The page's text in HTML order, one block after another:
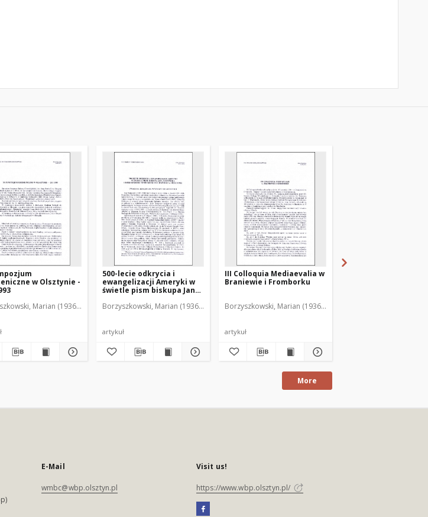
w Olsztynie -
Marian (1936-2001)
500-lecie odkrycia i
ewangelizacji Ameryki w
świetle pism biskupa Jana
Seminarium Duchownego
bibliotecznej
Borzyszkowski, Marian (1936-2001)
artykuł
III Colloquia Mediaevalia w
Braniewie i Fromborku
Borzyszkowski, Marian (1936-2001)
artykuł
More
E-Mail
wmbc@wbp.olsztyn.pl
Visit us!
https://www.wbp.olsztyn.pl/